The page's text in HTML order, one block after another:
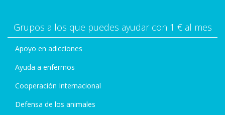
Grupos a los que puedes ayudar con 1 € al mes
Apoyo en adicciones
Ayuda a enfermos
Cooperación Internacional
Defensa de los animales